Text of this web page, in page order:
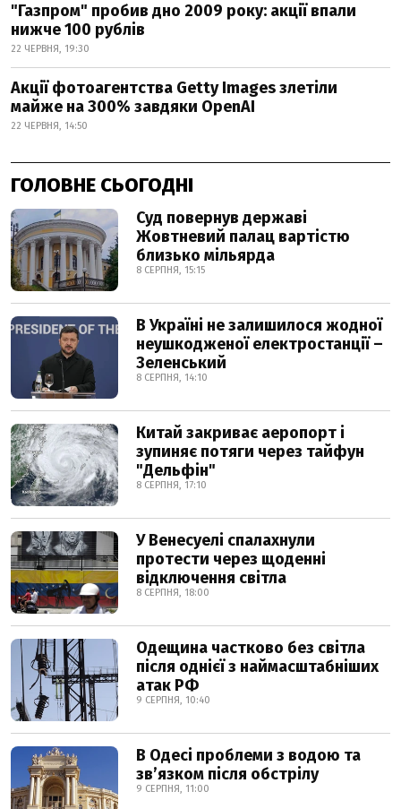
"Газпром" пробив дно 2009 року: акції впали
нижче 100 рублів
22 ЧЕРВНЯ, 19:30
Акції фотоагентства Getty Images злетіли
майже на 300% завдяки OpenAI
22 ЧЕРВНЯ, 14:50
ГОЛОВНЕ СЬОГОДНІ
Суд повернув державі
Жовтневий палац вартістю
близько мільярда
8 СЕРПНЯ, 15:15
В Україні не залишилося жодної
неушкодженої електростанції –
Зеленський
8 СЕРПНЯ, 14:10
Китай закриває аеропорт і
зупиняє потяги через тайфун
"Дельфін"
8 СЕРПНЯ, 17:10
У Венесуелі спалахнули
протести через щоденні
відключення світла
8 СЕРПНЯ, 18:00
Одещина частково без світла
після однієї з наймасштабніших
атак РФ
9 СЕРПНЯ, 10:40
В Одесі проблеми з водою та
звʼязком після обстрілу
9 СЕРПНЯ, 11:00